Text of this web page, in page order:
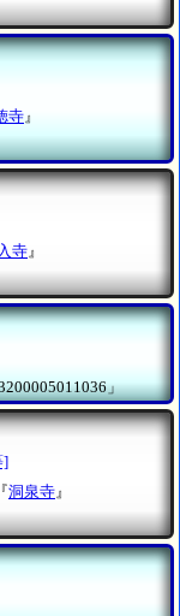
寺 』
寺』
」
]
洞泉寺 』